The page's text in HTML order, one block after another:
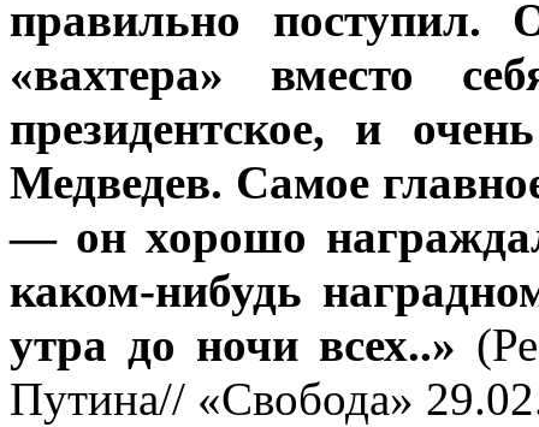
правильно поступил.
«вахтера» вместо
президентское, и
Медведев. Самое
— он хорошо
каком-нибудь
утра до ночи всех..»
Путина// «Свобода»